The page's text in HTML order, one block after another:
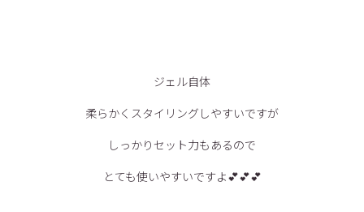
ジェル自体
柔らかくスタイリングしやすいですが
しっかりセット力もあるので
とても使いやすいですよ💕💕💕